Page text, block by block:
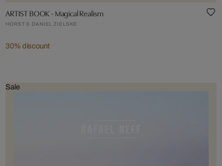
ARTIST BOOK - Magical Realism
HORST & DANIEL ZIELSKE
30% discount
Sale